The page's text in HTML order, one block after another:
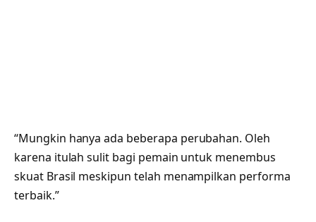
“Mungkin hanya ada beberapa perubahan. Oleh
karena itulah sulit bagi pemain untuk menembus
skuat Brasil meskipun telah menampilkan performa
terbaik.”